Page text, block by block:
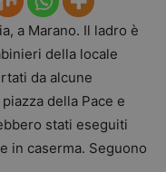
a Marano. Il ladro è
della locale
da alcune
della Pace e
stati eseguiti
in caserma. Seguono